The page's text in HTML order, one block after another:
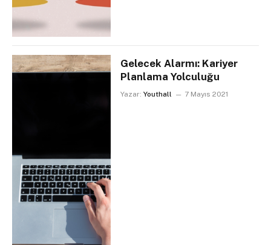
Gelecek Alarmı: Kariyer
Planlama Yolculuğu
Yazar: Youthall 7 Mayıs 2021